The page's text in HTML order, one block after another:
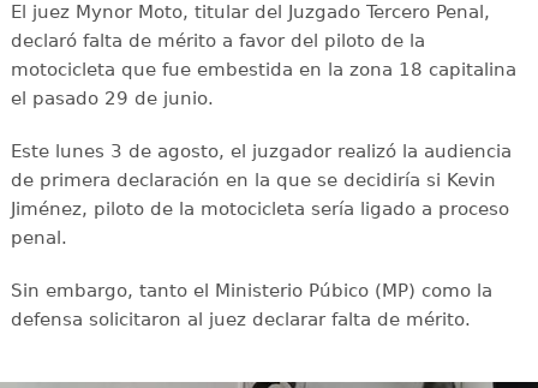
El juez Mynor Moto, titular del Juzgado Tercero Penal,
declaró falta de mérito a favor del piloto de la
motocicleta que fue embestida en la zona 18 capitalina
el pasado 29 de junio.
Este lunes 3 de agosto, el juzgador realizó la audiencia
de primera declaración en la que se decidiría si Kevin
Jiménez, piloto de la motocicleta sería ligado a proceso
penal.
Sin embargo, tanto el Ministerio Púbico (MP) como la
defensa solicitaron al juez declarar falta de mérito.